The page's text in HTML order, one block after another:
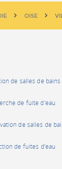
OISE
de salles de bains
de fuite d'eau
de salles de
de fuites d'eau